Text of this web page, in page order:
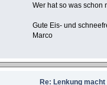
Wer hat so was schon
Gute Eis- und
Marco
Re: Lenkung